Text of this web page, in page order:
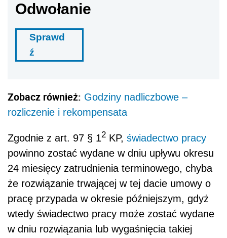
Odwołanie
Sprawd
ź
Zobacz również: Godziny nadliczbowe –
rozliczenie i rekompensata
Zgodnie z art. 97 § 12 KP, świadectwo pracy
powinno zostać wydane w dniu upływu okresu
24 miesięcy zatrudnienia terminowego, chyba
że rozwiązanie trwającej w tej dacie umowy o
pracę przypada w okresie późniejszym, gdyż
wtedy świadectwo pracy może zostać wydane
w dniu rozwiązania lub wygaśnięcia takiej